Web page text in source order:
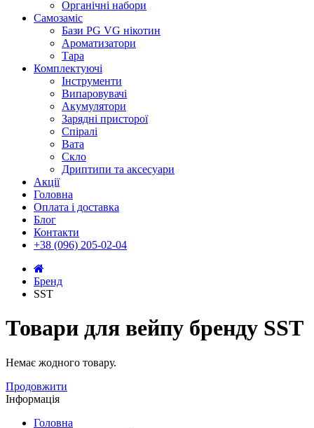
Органічні набори
Самозаміс
Бази PG VG нікотин
Ароматизатори
Тара
Комплектуючі
Інструменти
Випаровувачі
Акумулятори
Зарядні присторої
Спіралі
Вата
Скло
Дриптипи та аксесуари
Акції
Головна
Оплата і доставка
Блог
Контакти
+38 (096) 205-02-04
Бренд
SST
Товари для вейпу бренду SST
Немає жодного товару.
Продовжити
Інформація
Головна